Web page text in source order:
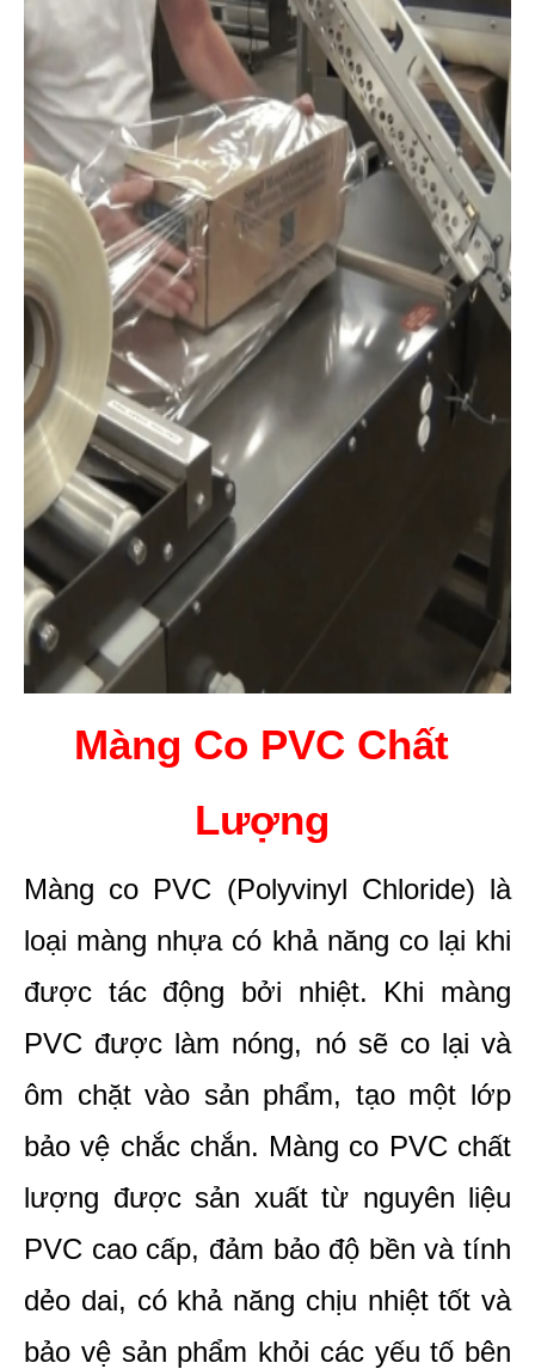
Màng Co PVC Chất
Lượng
Màng co PVC (Polyvinyl Chloride) là
loại màng nhựa có khả năng co lại khi
được tác động bởi nhiệt. Khi màng
PVC được làm nóng, nó sẽ co lại và
ôm chặt vào sản phẩm, tạo một lớp
bảo vệ chắc chắn. Màng co PVC chất
lượng được sản xuất từ nguyên liệu
PVC cao cấp, đảm bảo độ bền và tính
dẻo dai, có khả năng chịu nhiệt tốt và
bảo vệ sản phẩm khỏi các yếu tố bên